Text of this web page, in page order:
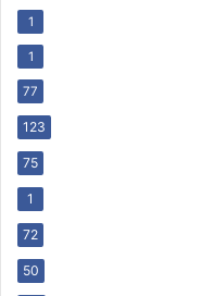
1
1
77
123
75
1
72
50